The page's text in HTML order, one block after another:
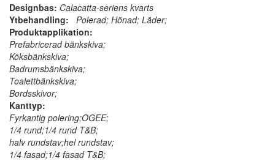
Designbas: Calacatta-seriens kvarts
Ytbehandling:
Polerad; Hönad; Läder;
Produktapplikation:
Prefabricerad bänkskiva;
Köksbänkskiva;
Badrumsbänkskiva;
Toalettbänkskiva;
Bordsskivor;
Kanttyp:
Fyrkantig polering;OGEE;
1/4 rund;1/4 rund T&B;
halv rundstav;hel rundstav;
1/4 fasad;1/4 fasad T&B;